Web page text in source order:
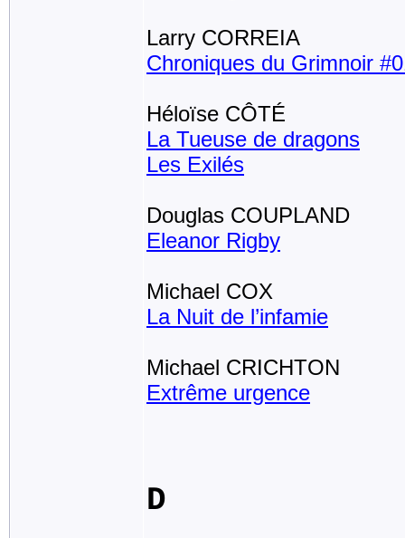
Larry CORREIA
Chroniques du Grimnoir
Héloïse CÔTÉ
La Tueuse de dragons
Les Exilés
Douglas COUPLAND
Eleanor Rigby
Michael COX
La Nuit de l’infamie
Michael CRICHTON
Extrême urgence
D